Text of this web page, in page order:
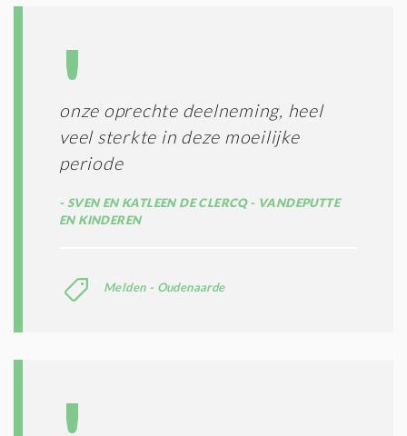
onze oprechte deelneming, heel
veel sterkte in deze moeilijke
periode
SVEN EN KATLEEN DE CLERCQ - VANDEPUTTE
EN KINDEREN
Melden - Oudenaarde